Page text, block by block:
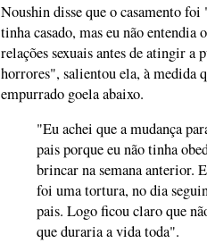
Noushin disse que o casamento
tinha casado, mas eu não
relações sexuais antes de atingir a
horrores", salientou ela, à medida
empurrado goela abaixo.
"Eu achei que a mudança
pais porque eu não tinha
brincar na semana anterior.
foi uma tortura, no dia
pais. Logo ficou claro que
que duraria a vida toda".